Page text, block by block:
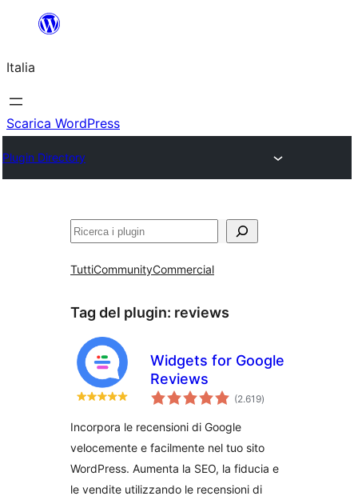
contenuto
Italia
Scarica WordPress
Plugin Directory
Cerca
TuttiCommunityCommercial
Tag del plugin: reviews
Widgets for Google
Reviews
(2.619valutazioni
totali
)
Incorpora le recensioni di Google
velocemente e facilmente nel tuo sito
WordPress. Aumenta la SEO, la fiducia e
le vendite utilizzando le recensioni di